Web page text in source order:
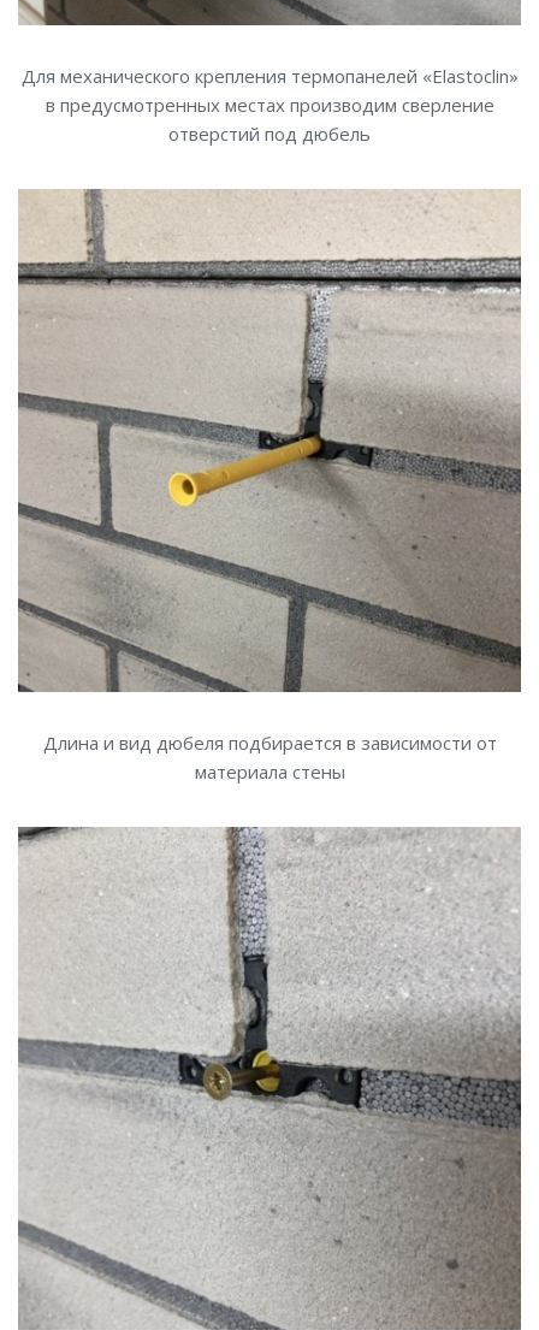
Для механического крепления термопанелей «Elastoclin»
в предусмотренных местах производим сверление
отверстий под дюбель
Длина и вид дюбеля подбирается в зависимости от
материала стены